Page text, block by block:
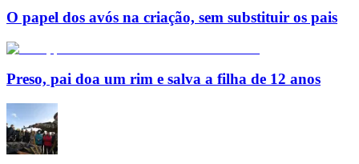
O papel dos avós na criação, sem substituir os pais
Preso, pai doa um rim e salva a filha de 12 anos